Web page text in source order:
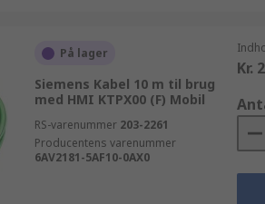
På lager
Siemens Kabel 10 m til brug
med HMI KTPX00 (F) Mobil
RS-varenummer 203-2261
Producentens varenummer
6AV2181-5AF10-0AX0
Kr.